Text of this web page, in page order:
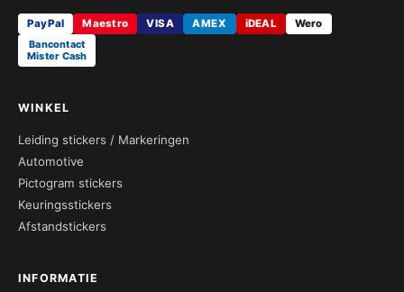
PayPal Maestro VISA AMEX iDEAL
Wero
Bancontact
Mister Cash
WINKEL
Leiding stickers / Markeringen
Automotive
Pictogram stickers
Keuringsstickers
Afstandstickers
INFORMATIE